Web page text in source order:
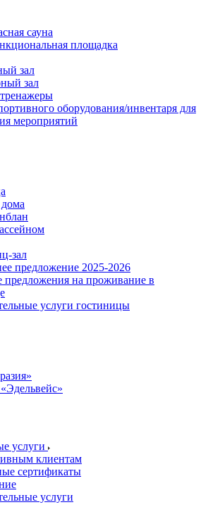
сауна
площадка
зал
зал
оборудования/инвентаря для
мероприятий
зал
предложение 2025-2026
предложения на проживание в
услуги гостиницы
услуги
клиентам
сертификаты
услуги